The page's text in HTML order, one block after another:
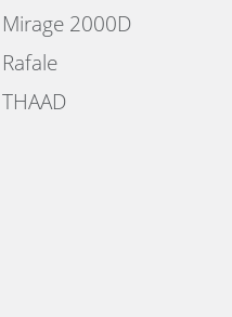
Mirage 2000D
Rafale
THAAD